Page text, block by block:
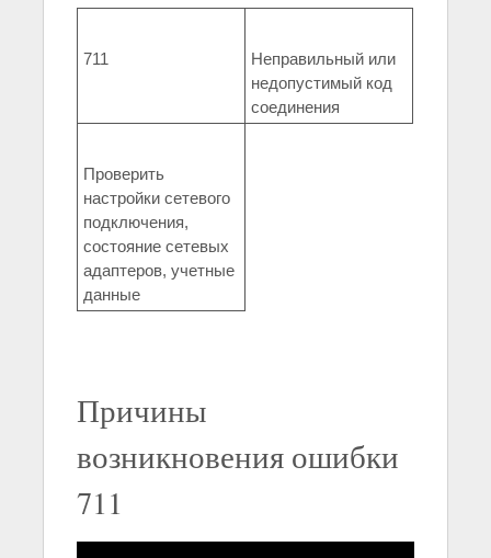
711
Неправильный или
недопустимый код
соединения
Проверить
настройки сетевого
подключения,
состояние сетевых
адаптеров, учетные
данные
Причины
возникновения ошибки
711